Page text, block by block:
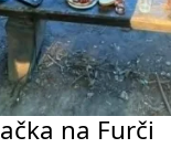
na Furči